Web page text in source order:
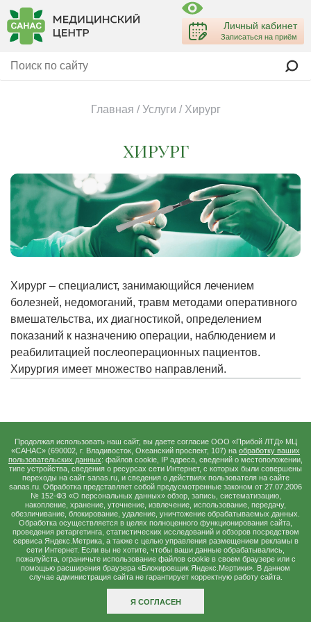
Личный кабинет
Записаться на приём
Главная / Услуги / Хирург
ХИРУРГ
Хирург – специалист, занимающийся лечением
болезней, недомоганий, травм методами оперативного
вмешательства, их диагностикой, определением
показаний к назначению операции, наблюдением и
реабилитацией послеоперационных пациентов.
Хирургия имеет множество направлений.
Услуги Анализы Меню Медкомиссии Контакты
Продолжая использовать наш сайт, вы даете согласие ООО «Прибой ЛТД» МЦ
«САНАС» (690002, г. Владивосток, Океанский проспект, 107) на обработку ваших
пользовательских данных: файлов cookie, IP адреса, сведений о местоположении,
типе устройства, сведения о ресурсах сети Интернет, с которых были совершены
переходы на сайт sanas.ru, и сведения о действиях пользователя на сайте
sanas.ru. Обработка представляет собой предусмотренные законом от 27.07.2006
№ 152-ФЗ «О персональных данных» обзор, запись, систематизацию,
накопление, хранение, уточнение, извлечение, использование, передачу,
обезличивание, блокирование, удаление, уничтожение обрабатываемых данных.
Обработка осуществляется в целях полноценного функционирования сайта,
проведения ретаргетинга, статистических исследований и обзоров посредством
сервиса Яндекс.Метрика, а также с целью управления размещением рекламы в
сети Интернет. Если вы не хотите, чтобы ваши данные обрабатывались,
пожалуйста, ограничьте использование файлов сookie в своем браузере или с
помощью расширения браузера «Блокировщик Яндекс.Мертики». В данном
случае администрация сайта не гарантирует корректную работу сайта.
Я СОГЛАСЕН